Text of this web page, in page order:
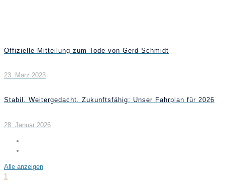
Offizielle Mitteilung zum Tode von Gerd Schmidt
23. März 2023
Stabil. Weitergedacht. Zukunftsfähig: Unser Fahrplan für 2026
28. Januar 2026
Alle anzeigen
1